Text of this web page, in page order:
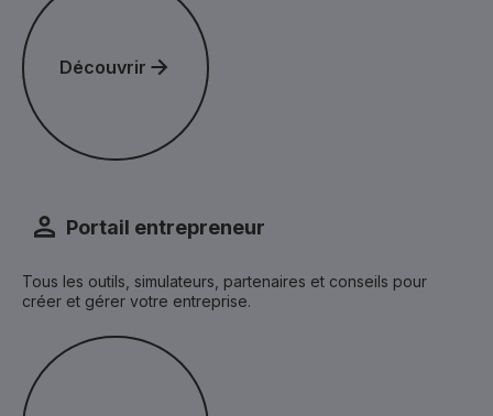
Découvrir
Portail entrepreneur
Tous les outils, simulateurs, partenaires et conseils pour
créer et gérer votre entreprise.
Découvrir